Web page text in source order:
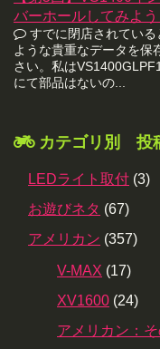
バーホールしてみよう
すでに閉店されてい
ような貴重なデータを保
さい。私は
にて部品はないの...
カテゴリ別 投
LEDライト取付 (3)
お遊びネタ (67)
アメリカン (357)
V-MAX (17)
XV1600 (24)
アメリカン：